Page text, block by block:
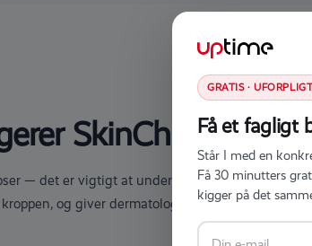
SkinChange.AI
— det er vigtigt at understrege. Men den
og giver dermatologer et solidt grundlag
GRATIS ·
Få et fagligt
Står I med en
Få 30 minutters
kigger på det